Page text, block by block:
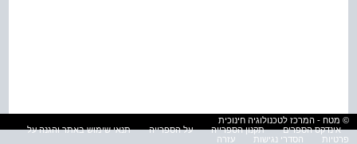
© מטח - המרכז לטכנולוגיה חינוכית
אינדקס הספרים
תקנון הספרייה על הספרייה
תנאי שימוש באתר והגנה על
פרטיות
הסדרי נגישות עזרה